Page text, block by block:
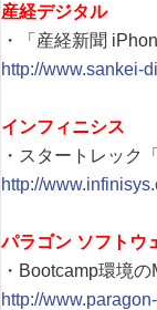
産経デジタル
・「産経新聞
http://www.sankei-
インフィニシス
・スタートレック
http://
パラゴン ソフトウ
・Bootcamp環境
http://